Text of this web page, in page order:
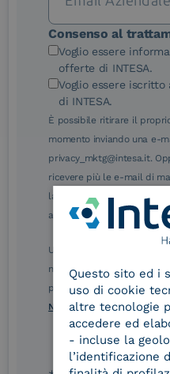
Le nostre
eIDAS Qualified Trust
Service Provider
Service Provider e
Aggregatore SPID
Conservatore
qualificato
Consenso al
Voglio essere
offerte di INTESA.
Voglio essere
di INTESA.
È possibile ritirare il
momento inviando una e-
privacy_mktg@intesa.it.
ricevere più le e-mail di
la sottoscrizione facendo
annullamento
Ulteriori informazioni sulle
nelle Norme di tutela della
presente modulo, dichiaro
Norme di tutela della
Questo sito ed i
uso di cookie
altre tecnologie
accedere ed
- incluse la
l’identificazione